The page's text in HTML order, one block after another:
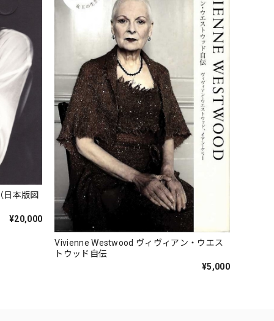
日本版図
¥20,000
Vivienne Westwood ヴィヴィアン・ウエス
トウッド自伝
¥5,000